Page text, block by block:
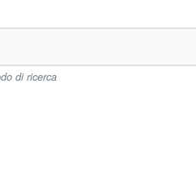
di ricerca